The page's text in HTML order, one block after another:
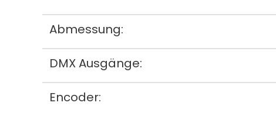
Abmessung:
DMX Ausgänge:
Encoder: